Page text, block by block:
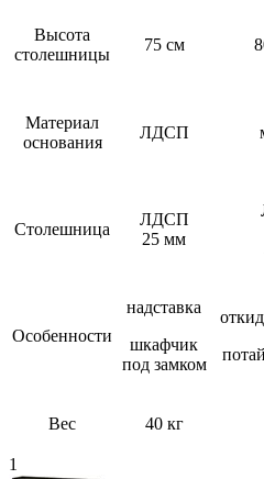
Высота
столешницы
75 см
Материал
основания
ЛДСП
Столешница
ЛДСП
25 мм
Особенности
надставка
шкафчик
под замком
Вес 40 кг
1